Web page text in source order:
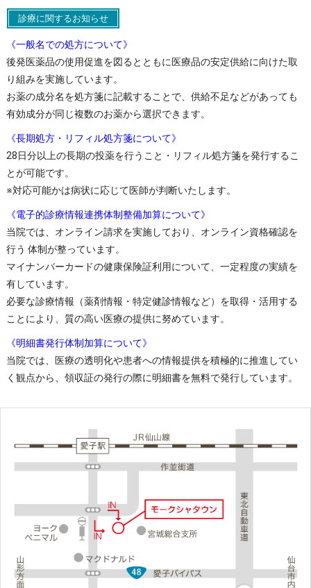
診療に関するお知らせ
《一般名での処方について》
後発医薬品の使用促進を図るとともに医療品の安定供給に向けた取
り組みを実施しています。
お薬の成分名を処方箋に記載することで、供給不足などがあっても
有効成分が同じ複数のお薬から選択できます。
《長期処方・リフィル処方箋について》
28日分以上の長期の投薬を行うこと・リフィル処方箋を発行するこ
とが可能です。
※対応可能かは病状に応じて医師が判断いたします。
《電子的診療情報連携体制整備加算について》
当院では、オンライン請求を実施しており、オンライン資格確認を
行う 体制が整っています。
マイナンバーカードの健康保険証利用について、一定程度の実績を
有しています。
必要な診療情報（薬剤情報・特定健診情報など）を取得・活用する
ことにより、質の高い医療の提供に努めています。
《明細書発行体制加算について》
当院では、医療の透明化や患者への情報提供を積極的に推進してい
く観点から、領収証の発行の際に明細書を無料で発行しています。